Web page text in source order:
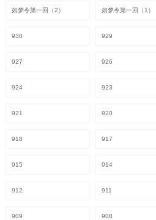
如梦令第一回（2） 如梦令第一回（1）
930 929
927 926
924 923
921 920
918 917
915 914
912 911
909 908